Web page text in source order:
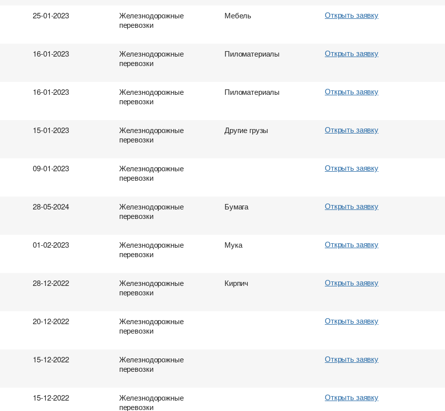
25-01-2023
Железнодорожные
перевозки
Мебель Открыть заявку
16-01-2023
Железнодорожные
перевозки
Пиломатериалы Открыть заявку
16-01-2023
Железнодорожные
перевозки
Пиломатериалы Открыть заявку
15-01-2023
Железнодорожные
перевозки
Другие грузы Открыть заявку
09-01-2023
Железнодорожные
перевозки
Открыть заявку
28-05-2024
Железнодорожные
перевозки
Бумага Открыть заявку
01-02-2023
Железнодорожные
перевозки
Мука Открыть заявку
28-12-2022
Железнодорожные
перевозки
Кирпич Открыть заявку
20-12-2022
Железнодорожные
перевозки
Открыть заявку
15-12-2022
Железнодорожные
перевозки
Открыть заявку
15-12-2022
Железнодорожные
перевозки
Открыть заявку